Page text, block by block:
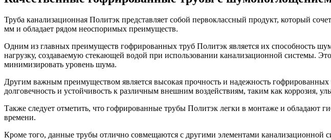
Труба канализационная Политэк представляет собой первоклассный продукт, который
мм и обладает рядом неоспоримых преимуществ.
Одним из главных преимуществ гофрированных труб Политэк является их способность
нагрузку, создаваемую стекающей водой при использовании канализационной системы.
минимизировать уровень шума.
Другим важным преимуществом является высокая прочность и надежность
долговечность и устойчивость к различным внешним воздействиям, таким как коррозия,
Также следует отметить, что гофрированные трубы Политэк легки в монтаже и обладают
времени.
Кроме того, данные трубы отлично совмещаются с другими элементами канализационной